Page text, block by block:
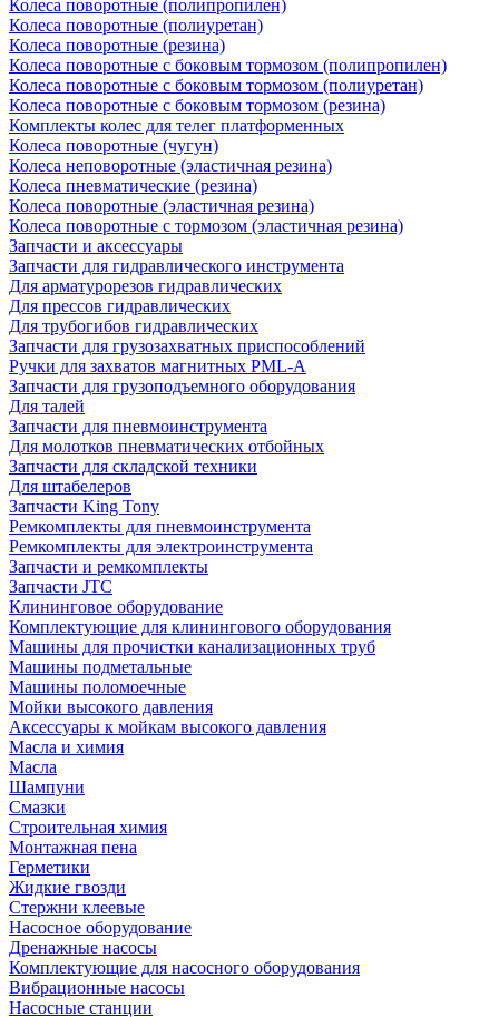
Колеса поворотные (полипропилен)
Колеса поворотные (полиуретан)
Колеса поворотные (резина)
Колеса поворотные c боковым тормозом (полипропилен)
Колеса поворотные c боковым тормозом (полиуретан)
Колеса поворотные c боковым тормозом (резина)
Комплекты колес для телег платформенных
Колеса поворотные (чугун)
Колеса неповоротные (эластичная резина)
Колеса пневматические (резина)
Колеса поворотные (эластичная резина)
Колеса поворотные c тормозом (эластичная резина)
Запчасти и аксессуары
Запчасти для гидравлического инструмента
Для арматурорезов гидравлических
Для прессов гидравлических
Для трубогибов гидравлических
Запчасти для грузозахватных приспособлений
Ручки для захватов магнитных PML-A
Запчасти для грузоподъемного оборудования
Для талей
Запчасти для пневмоинструмента
Для молотков пневматических отбойных
Запчасти для складской техники
Для штабелеров
Запчасти King Tony
Ремкомплекты для пневмоинструмента
Ремкомплекты для электроинструмента
Запчасти и ремкомплекты
Запчасти JTC
Клининговое оборудование
Комплектующие для клинингового оборудования
Машины для прочистки канализационных труб
Машины подметальные
Машины поломоечные
Мойки высокого давления
Аксессуары к мойкам высокого давления
Масла и химия
Масла
Шампуни
Смазки
Строительная химия
Монтажная пена
Герметики
Жидкие гвозди
Стержни клеевые
Насосное оборудование
Дренажные насосы
Комплектующие для насосного оборудования
Вибрационные насосы
Насосные станции